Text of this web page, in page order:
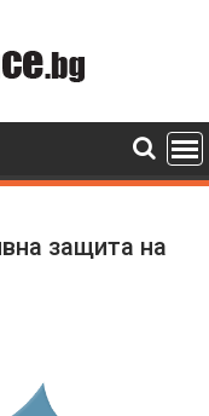
защита на